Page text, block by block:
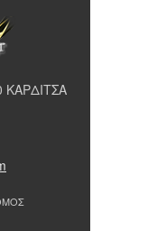
ΚΑΡΔΙΤΣΑ